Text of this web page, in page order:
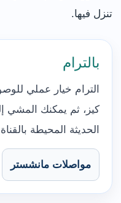
تنزل فيها.
بالترام
الترام خيار عملي
كيز، ثم يمكنك المشي
الحديثة المحيطة
مواصلات مانشستر